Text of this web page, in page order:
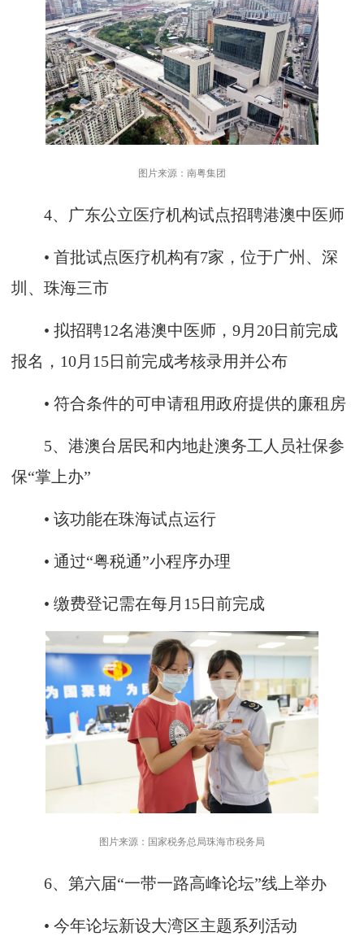
图片来源：南粤集团
4、广东公立医疗机构试点招聘港澳中医师
• 首批试点医疗机构有7家，位于广州、深
圳、珠海三市
• 拟招聘12名港澳中医师，9月20日前完成
报名，10月15日前完成考核录用并公布
• 符合条件的可申请租用政府提供的廉租房
5、港澳台居民和内地赴澳务工人员社保参
保“掌上办”
• 该功能在珠海试点运行
• 通过“粤税通”小程序办理
• 缴费登记需在每月15日前完成
图片来源：国家税务总局珠海市税务局
6、第六届“一带一路高峰论坛”线上举办
• 今年论坛新设大湾区主题系列活动